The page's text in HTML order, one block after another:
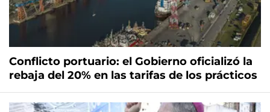
Conflicto portuario: el Gobierno oficializó la
rebaja del 20% en las tarifas de los prácticos